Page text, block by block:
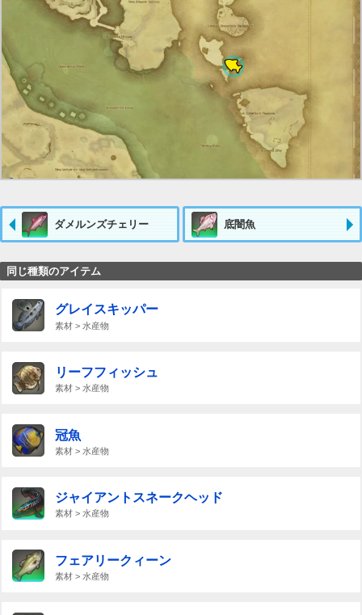
ダメルンズチェリー 底闇魚
同じ種類のアイテム
グレイスキッパー
素材 > 水産物
リーフフィッシュ
素材 > 水産物
冠魚
素材 > 水産物
ジャイアントスネークヘッド
素材 > 水産物
フェアリークィーン
素材 > 水産物